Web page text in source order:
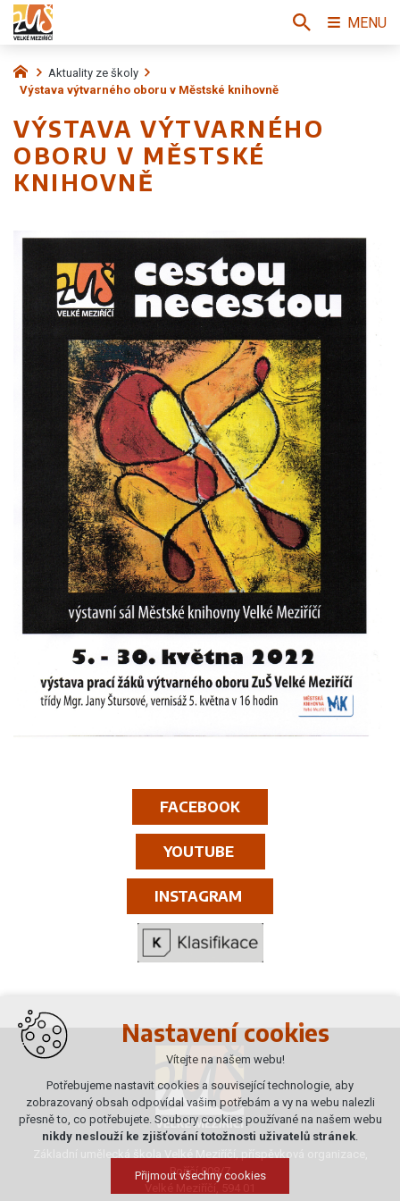
FACEBOOK
YOUTUBE
INSTAGRAM
Aktuality ze školy
Výstava výtvarného oboru v Městské knihovně
VÝSTAVA VÝTVARNÉHO
OBORU V MĚSTSKÉ
KNIHOVNĚ
Poříčí 808/7
MENU
Nastavení cookies
Vítejte na našem webu!
Potřebujeme nastavit cookies a související technologie, aby
zobrazovaný obsah odpovídal vašim potřebám a vy na webu nalezli
přesně to, co potřebujete. Soubory cookies používané na našem webu
nikdy neslouží ke zjišťování totožnosti uživatelů stránek.
Přijmout všechny cookies